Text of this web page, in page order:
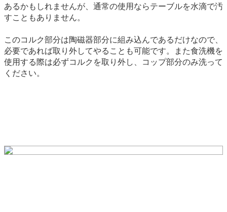
あるかもしれませんが、通常の使用ならテーブルを水滴で汚
すこともありません。
このコルク部分は陶磁器部分に組み込んであるだけなので、
必要であれば取り外してやることも可能です。また食洗機を
使用する際は必ずコルクを取り外し、コップ部分のみ洗って
ください。